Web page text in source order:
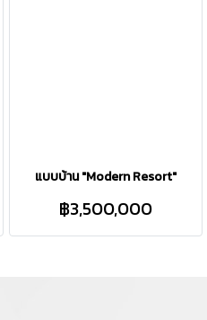
แบบบ้าน "Modern Resort"
฿3,500,000